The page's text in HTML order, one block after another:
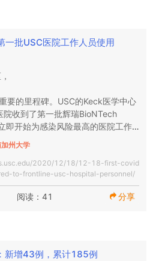
批USC医院工作人员使用
要的里程碑。USC的Keck医学中心
收到了第一批辉瑞BioNTech
即开始为感染风险最高的医院工作
剂疫苗的过程是USC的Keck
团队共同努力的结果。该小组昼夜
循证策略根据政府指导方针管理疫
重要转折点，值得庆祝。我们感谢
州大学
2020/12/18/12-18-first-covid
to-frontline-usc-hospital-personnel/
阅读：41 分享
新增43例，累计185例